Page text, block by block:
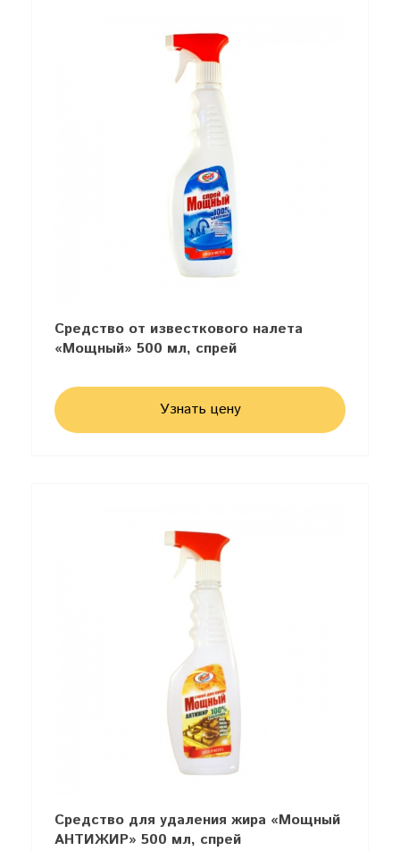
Средство от известкового налета
«Мощный» 500 мл, спрей
Узнать цену
Средство для удаления жира «Мощный
АНТИЖИР» 500 мл, спрей